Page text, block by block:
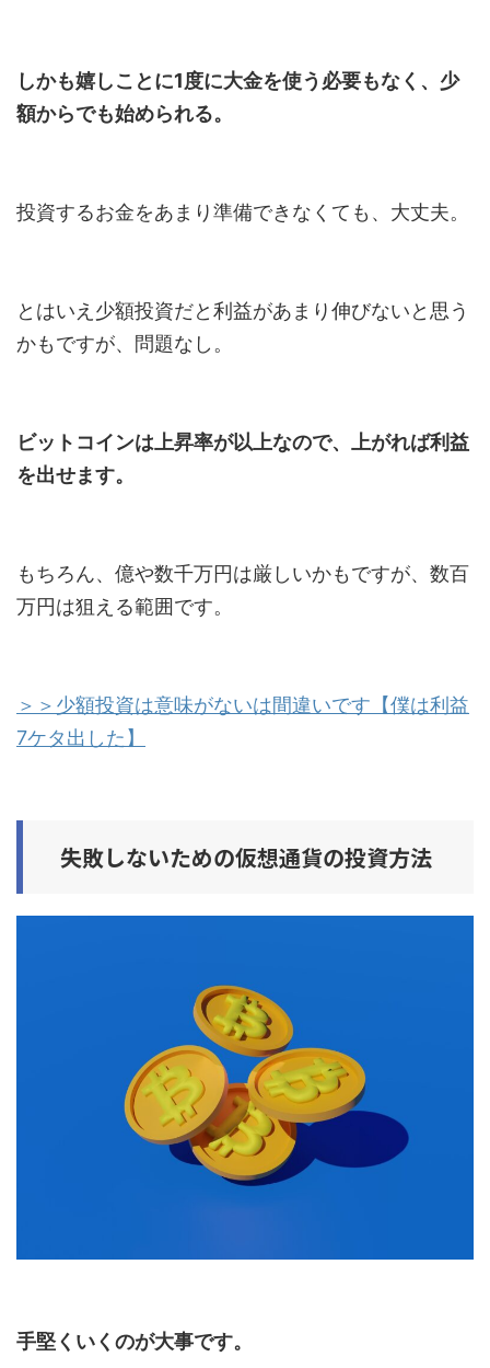
しかも嬉しことに1度に大金を使う必要もなく、少
額からでも始められる。
投資するお金をあまり準備できなくても、大丈夫。
とはいえ少額投資だと利益があまり伸びないと思う
かもですが、問題なし。
ビットコインは上昇率が以上なので、上がれば利益
を出せます。
もちろん、億や数千万円は厳しいかもですが、数百
万円は狙える範囲です。
＞＞少額投資は意味がないは間違いです【僕は利益
7ケタ出した】
失敗しないための仮想通貨の投資方法
手堅くいくのが大事です。